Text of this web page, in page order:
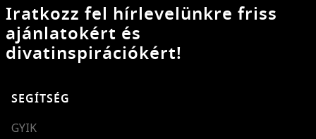
Iratkozz fel hírlevelünkre friss
ajánlatokért és
divatinspirációkért!
SEGÍTSÉG
GYIK